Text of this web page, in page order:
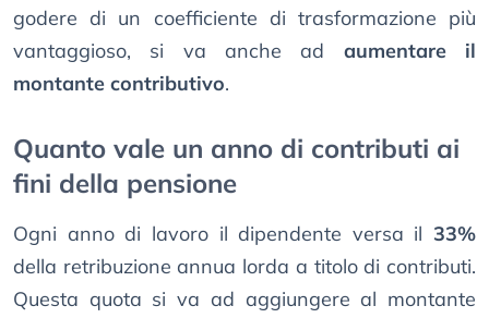
godere di un coefficiente di trasformazione più
vantaggioso, si va anche ad aumentare il
montante contributivo.
Quanto vale un anno di contributi ai
fini della pensione
Ogni anno di lavoro il dipendente versa il 33%
della retribuzione annua lorda a titolo di contributi.
Questa quota si va ad aggiungere al montante